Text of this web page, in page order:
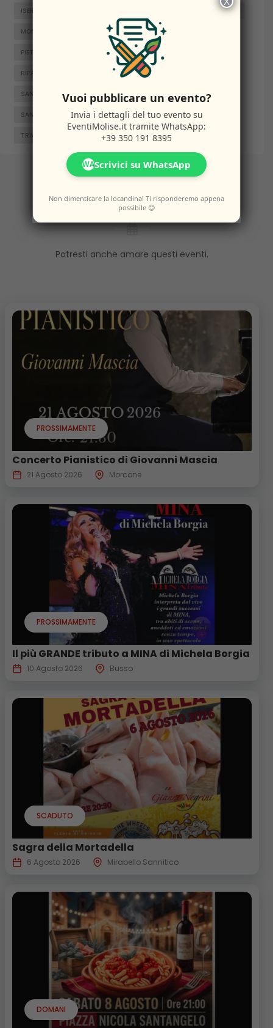
ISERNIA MOLISE
MONTENERO DI BISACCIA ORATINO
PIETRABBONDANTE PIETRACATELLA
RIPALIMOSANI ROCCAMANDOLFI
SAN GIACOMO DEGLI SCHIAVONI
SANTA CROCE DI MAGLIANO SEPINO TERMOLI
TRIVENTO VINCHIATURO
AltriEventi
Potresti anche amare questi eventi.
PROSSIMAMENTE
Concerto Pianistico di Giovanni Mascia
21 Agosto 2026 Morcone
PROSSIMAMENTE
Il più GRANDE tributo a MINA di Michela Borgia
10 Agosto 2026 Busso
SCADUTO
Sagra della Mortadella
6 Agosto 2026 Mirabello Sannitico
DOMANI
×
Vuoi pubblicare un evento?
Invia i dettagli del tuo evento su
EventiMolise.it tramite WhatsApp:
+39 350 191 8395
WAScrivici su WhatsApp
Non dimenticare la locandina! Ti risponderemo appena
possibile 😊